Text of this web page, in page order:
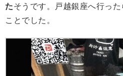
たそうです。戸越銀座へ行っ
ことでした。